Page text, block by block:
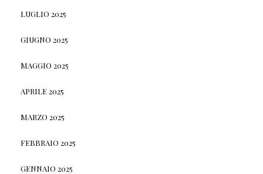
LUGLIO 2025
GIUGNO 2025
MAGGIO 2025
APRILE 2025
MARZO 2025
FEBBRAIO 2025
GENNAIO 2025